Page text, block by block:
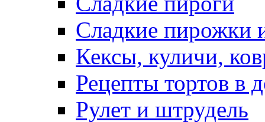
Сладкие пирожки
Кексы, куличи,
Рецепты тортов в
Рулет и штрудель